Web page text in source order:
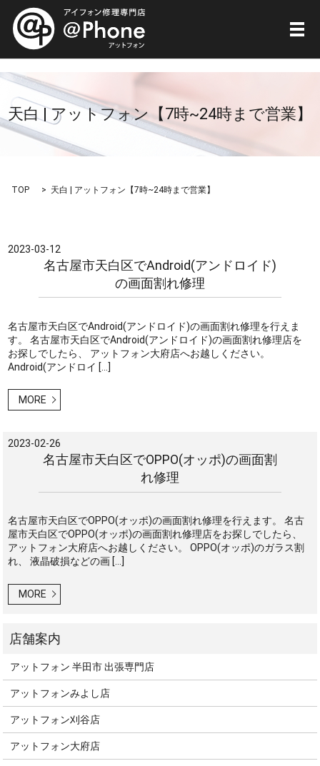
メ
天白 | アットフォン【7時~24時まで営業】
TOP 天白 | アットフォン【7時~24時まで営業】
2023-03-12
名古屋市天白区でAndroid(アンドロイド)
の画面割れ修理
名古屋市天白区でAndroid(アンドロイド)の画面割れ修理を行えま
す。 名古屋市天白区でAndroid(アンドロイド)の画面割れ修理店を
お探しでしたら、 アットフォン大府店へお越しください。
Android(アンドロイ […]
MORE
2023-02-26
名古屋市天白区でOPPO(オッポ)の画面割
れ修理
名古屋市天白区でOPPO(オッポ)の画面割れ修理を行えます。 名古
屋市天白区でOPPO(オッポ)の画面割れ修理店をお探しでしたら、
アットフォン大府店へお越しください。 OPPO(オッポ)のガラス割
れ、 液晶破損などの画 […]
MORE
アットフォン 半田市 出張専門店
アットフォンみよし店
アットフォン刈谷店
アットフォン大府店